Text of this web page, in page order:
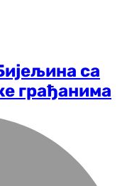
са
грађанима